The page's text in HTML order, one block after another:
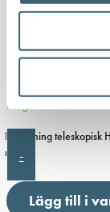
I lager
-
Förhöjning teleskopisk
mängd
Lägg till i